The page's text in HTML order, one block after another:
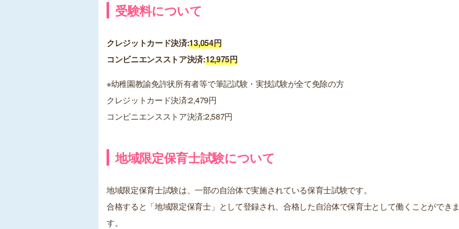
受験料について
クレジットカード決済:13,054円
コンビニエンスストア決済:12,975円
※幼稚園教諭免許状所有者等で筆記試験・実技試験が全て免除の方
クレジットカード決済:2,479円
コンビニエンスストア決済:2,587円
地域限定保育士試験について
地域限定保育士試験は、一部の自治体で実施されている保育士試験です。
合格すると「地域限定保育士」として登録され、合格した自治体で保育士として働くことができ
す。